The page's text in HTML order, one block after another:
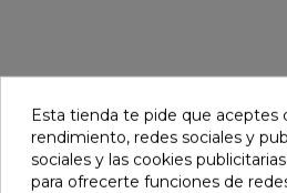
favorite favorite
Esta tienda te pide que aceptes
rendimiento, redes sociales y
sociales y las cookies
para ofrecerte funciones de